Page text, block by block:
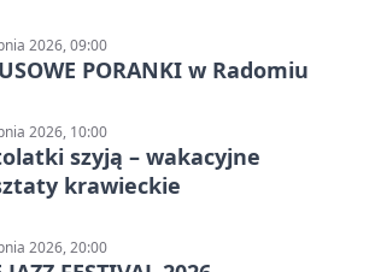
2026, 09:00
PORANKI w Radomiu
2026, 10:00
szyją – wakacyjne
krawieckie
2026, 20:00